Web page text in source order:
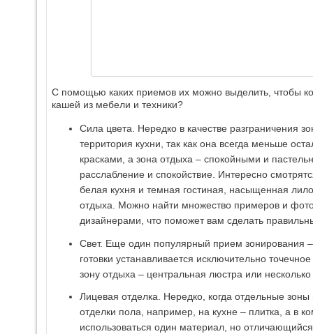
С помощью каких приемов их можно выделить, чтобы
кашей из мебели и техники?
Сила цвета. Нередко в качестве разграничения
территория кухни, так как она всегда меньше
красками, а зона отдыха – спокойными и
расслабление и спокойствие. Интересно
белая кухня и темная гостиная, насыщенная
отдыха. Можно найти множество примеров и
дизайнерами, что поможет вам сделать
Свет. Еще один популярный прием зонирования
готовки устанавливается исключительно
зону отдыха – центральная люстра или
Лицевая отделка. Нередко, когда отдельные
отделки пола, например, на кухне – плитка, а в
использоваться один материал, но